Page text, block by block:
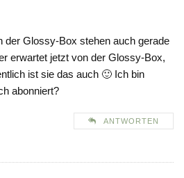
der Glossy-Box stehen auch gerade
erwartet jetzt von der Glossy-Box,
ist sie das auch 🙂 Ich bin
abonniert?
ANTWORTEN